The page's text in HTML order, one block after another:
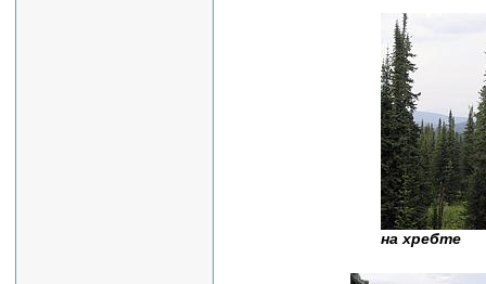
на хребте